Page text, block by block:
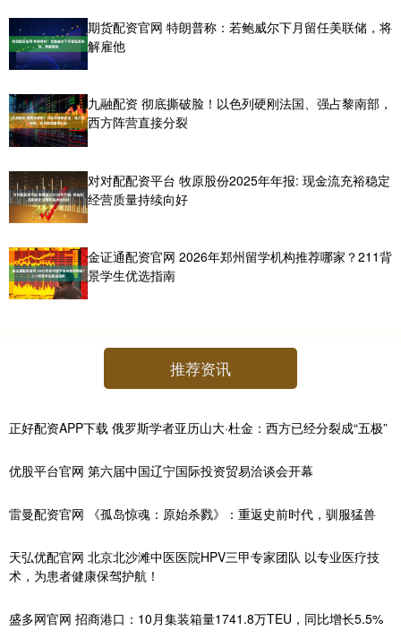
期货配资官网 特朗普称：若鲍威尔下月留任美联储，将
解雇他
九融配资 彻底撕破脸！以色列硬刚法国、强占黎南部，
西方阵营直接分裂
对对配配资平台 牧原股份2025年年报: 现金流充裕稳定
经营质量持续向好
金证通配资官网 2026年郑州留学机构推荐哪家？211背
景学生优选指南
推荐资讯
正好配资APP下载 俄罗斯学者亚历山大·杜金：西方已经分裂成“五极”
优股平台官网 第六届中国辽宁国际投资贸易洽谈会开幕
雷曼配资官网 《孤岛惊魂：原始杀戮》：重返史前时代，驯服猛兽
天弘优配官网 北京北沙滩中医医院HPV三甲专家团队 以专业医疗技
术，为患者健康保驾护航！
盛多网官网 招商港口：10月集装箱量1741.8万TEU，同比增长5.5%